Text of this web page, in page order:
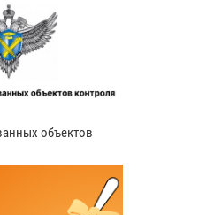
объектов